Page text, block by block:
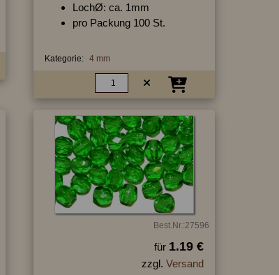
LochØ: ca. 1mm
pro Packung 100 St.
Kategorie: 4 mm
Best.Nr.:27596
für 1.19 €
zzgl. Versand